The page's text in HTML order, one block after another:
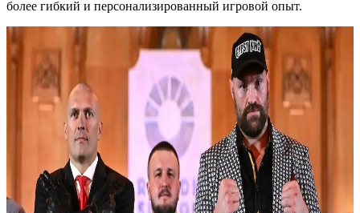
более гибкий и персонализированный игровой опыт.